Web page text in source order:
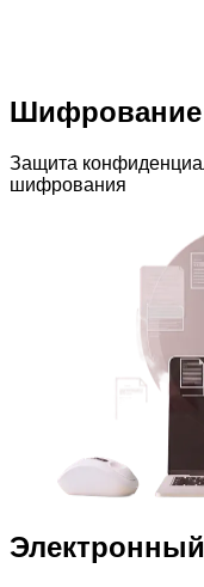
Шифрование
Защита
шифрования